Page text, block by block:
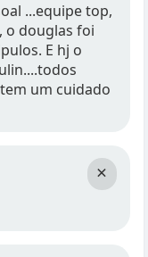
...equipe top,
o douglas foi
E hj o
um cuidado
×